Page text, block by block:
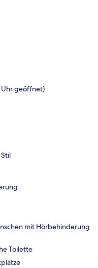
Uhr geöffnet)
mit Hörbehinderung
Toilette